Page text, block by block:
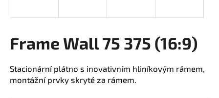
Frame Wall 75 375 (16:9)
Stacionární plátno s inovativním hliníkovým rámem,
montážní prvky skryté za rámem.
í
t
?